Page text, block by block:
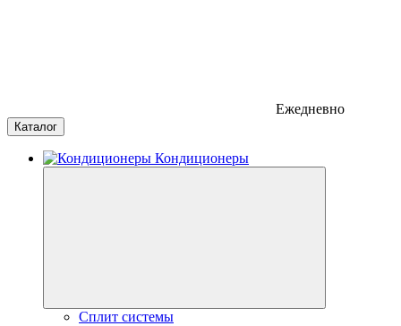
Ежедневно
Каталог
Кондиционеры
Сплит системы